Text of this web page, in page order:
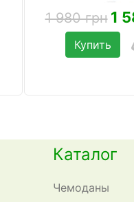
1 980 грн 1
Купить
Каталог
Чемоданы